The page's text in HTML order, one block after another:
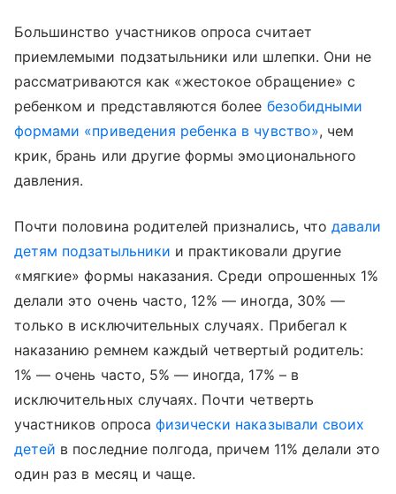
Большинство участников опроса считает
приемлемыми подзатыльники или шлепки. Они не
рассматриваются как «жестокое обращение» с
ребенком и представляются более безобидными
формами «приведения ребенка в чувство», чем
крик, брань или другие формы эмоционального
давления.
Почти половина родителей признались, что давали
детям подзатыльники и практиковали другие
«мягкие» формы наказания. Среди опрошенных 1%
делали это очень часто, 12% — иногда, 30% —
только в исключительных случаях. Прибегал к
наказанию ремнем каждый четвертый родитель:
1% — очень часто, 5% — иногда, 17% – в
исключительных случаях. Почти четверть
участников опроса физически наказывали своих
детей в последние полгода, причем 11% делали это
один раз в месяц и чаще.